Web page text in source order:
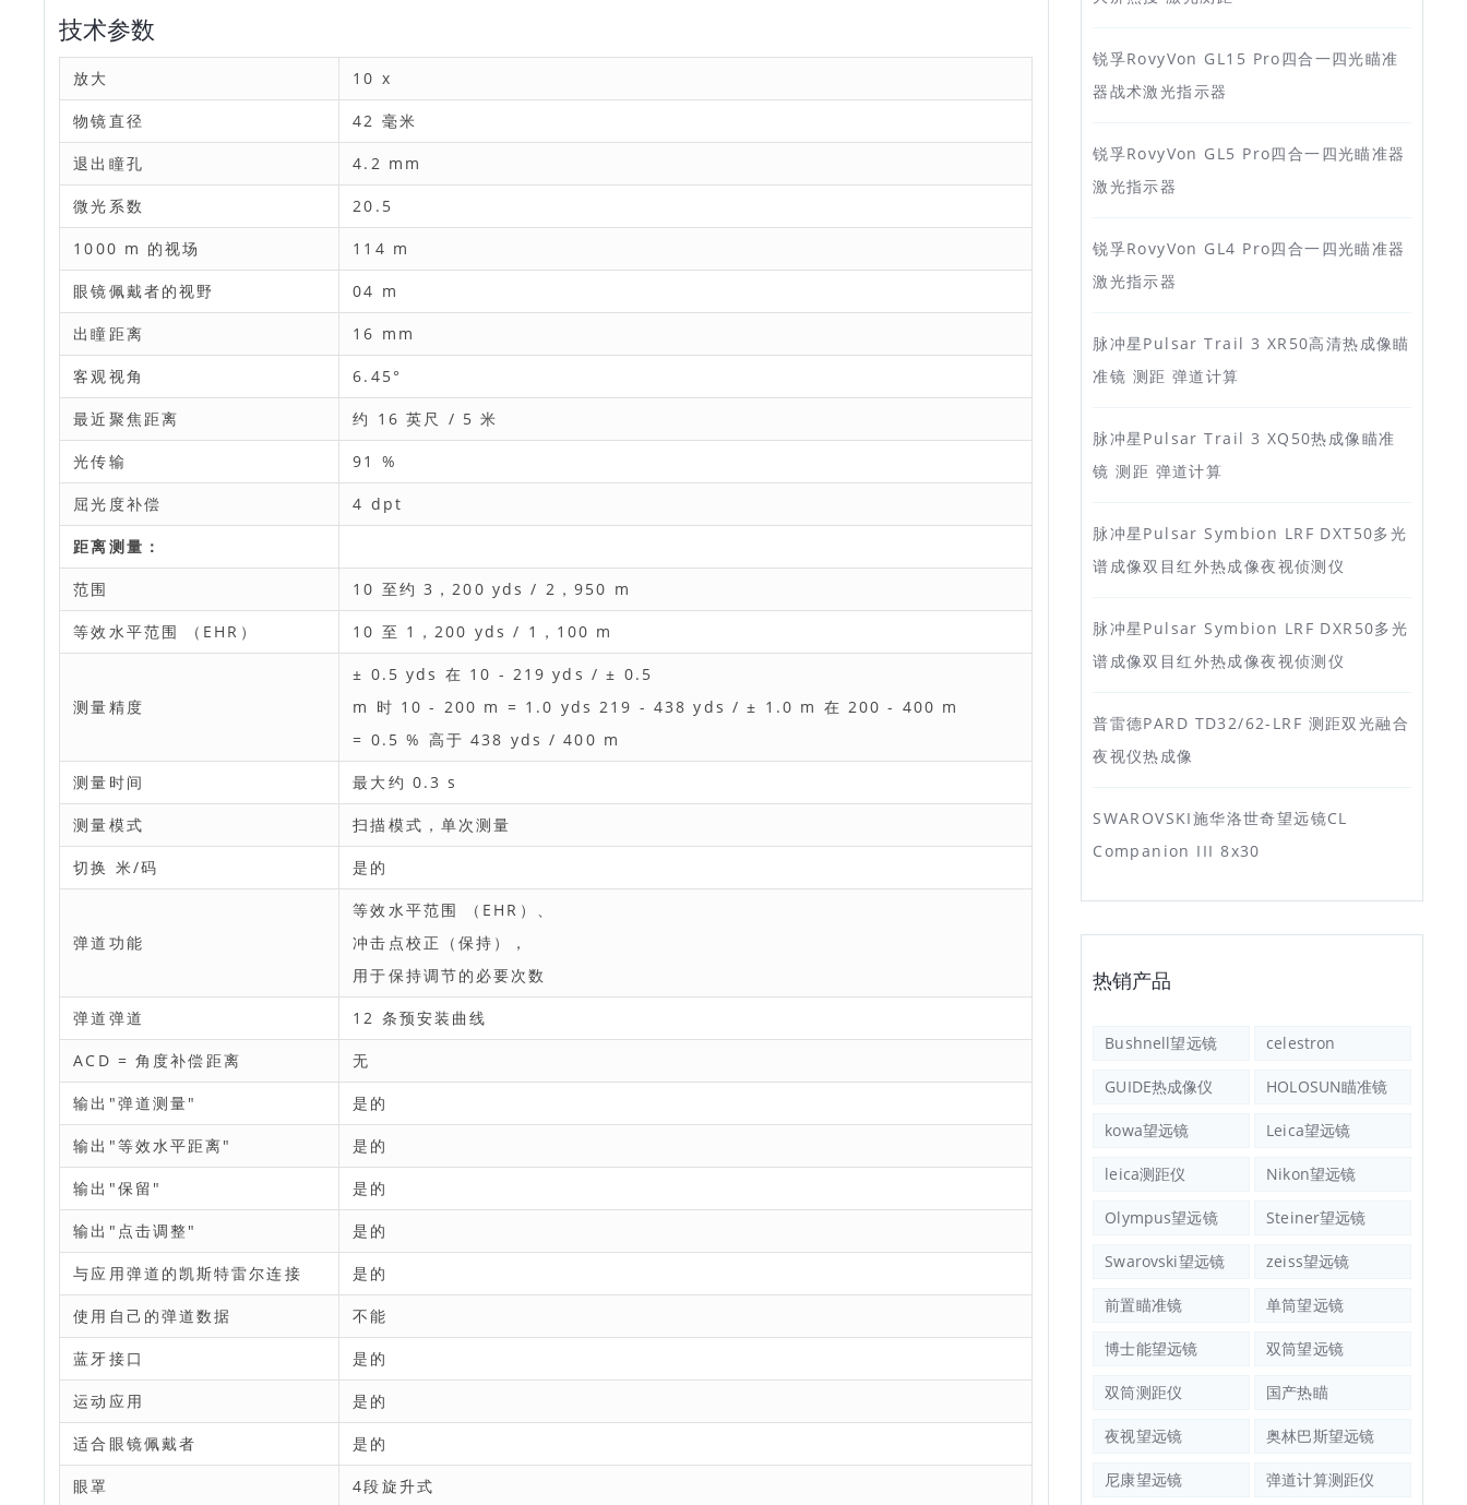
技术参数
放大 10 x
物镜直径 42 毫米
退出瞳孔 4.2 mm
微光系数 20.5
1000 m 的视场 114 m
眼镜佩戴者的视野 04 m
出瞳距离 16 mm
客观视角 6.45°
最近聚焦距离 约 16 英尺 / 5 米
光传输 91 %
屈光度补偿 4 dpt
距离测量：
范围 10 至约 3，200 yds / 2，950 m
等效水平范围 （EHR） 10 至 1，200 yds / 1，100 m
测量精度
± 0.5 yds 在 10 - 219 yds / ± 0.5
m 时 10 - 200 m = 1.0 yds 219 - 438 yds / ± 1.0 m 在 200 - 400 m
= 0.5 % 高于 438 yds / 400 m
测量时间 最大约 0.3 s
测量模式 扫描模式，单次测量
切换 米/码 是的
弹道功能
等效水平范围 （EHR）、
冲击点校正（保持），
用于保持调节的必要次数
弹道弹道 12 条预安装曲线
ACD = 角度补偿距离 无
输出"弹道测量" 是的
输出"等效水平距离" 是的
输出"保留" 是的
输出"点击调整" 是的
与应用弹道的凯斯特雷尔连接 是的
使用自己的弹道数据 不能
蓝牙接口 是的
运动应用 是的
适合眼镜佩戴者 是的
眼罩 4段旋升式
锐孚RovyVon GL15 Pro四合一四光瞄准
器战术激光指示器
锐孚RovyVon GL5 Pro四合一四光瞄准器
激光指示器
锐孚RovyVon GL4 Pro四合一四光瞄准器
激光指示器
脉冲星Pulsar Trail 3 XR50高清热成像瞄
准镜 测距 弹道计算
脉冲星Pulsar Trail 3 XQ50热成像瞄准
镜 测距 弹道计算
脉冲星Pulsar Symbion LRF DXT50多光
谱成像双目红外热成像夜视侦测仪
脉冲星Pulsar Symbion LRF DXR50多光
谱成像双目红外热成像夜视侦测仪
普雷德PARD TD32/62-LRF 测距双光融合
夜视仪热成像
SWAROVSKI施华洛世奇望远镜CL
Companion III 8x30
热销产品
Bushnell望远镜 celestron
GUIDE热成像仪 HOLOSUN瞄准镜
kowa望远镜 Leica望远镜
leica测距仪 Nikon望远镜
Olympus望远镜 Steiner望远镜
Swarovski望远镜 zeiss望远镜
前置瞄准镜 单筒望远镜
博士能望远镜 双筒望远镜
双筒测距仪 国产热瞄
夜视望远镜 奥林巴斯望远镜
尼康望远镜 弹道计算测距仪